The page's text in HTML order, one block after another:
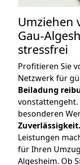
Umziehen
Gau-
stressfrei
Profitieren Sie
Netzwerk für
Beiladung
vonstattengeht.
besonderen
Zuverlässigkeit.
Leistungen
für Ihren
Algesheim. Ob